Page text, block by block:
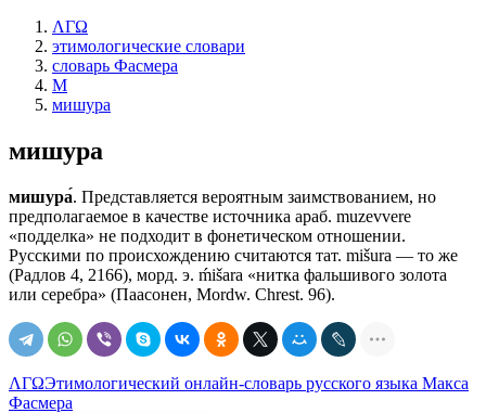
ΛΓΩ
этимологические словари
словарь Фасмера
М
мишура
мишура
мишура́. Представляется вероятным заимствованием, но
предполагаемое в качестве источника араб. muzevvere
«подделка» не подходит в фонетическом отношении.
Русскими по происхождению считаются тат. mišurа — то же
(Радлов 4, 2166), морд. э. ḿišara «нитка фальшивого золота
или серебра» (Паасонен, Мordw. Chrest. 96).
ΛΓΩЭтимологический онлайн-словарь русского языка Макса
Фасмера